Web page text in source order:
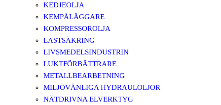
KEDJEOLJA
KEMPÅLÄGGARE
KOMPRESSOROLJA
LASTSÄKRING
LIVSMEDELSINDUSTRIN
LUKTFÖRBÄTTRARE
METALLBEARBETNING
MILJÖVÄNLIGA HYDRAULOLJOR
NÄTDRIVNA ELVERKTYG